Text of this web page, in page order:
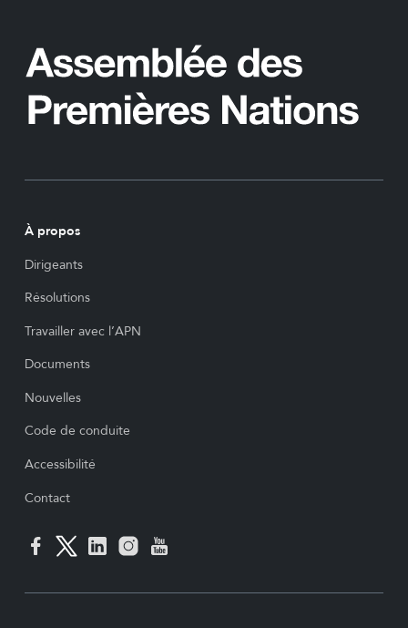
À propos
Dirigeants
Résolutions
Travailler avec l’APN
Documents
Nouvelles
Code de conduite
Accessibilité
Contact